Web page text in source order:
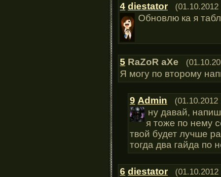
4 diestator (01.10.2012
Обновлю ка я
5 RaZoR aXe
Я могу по второму
9 Admin (01.10.2012
ну давай,
я тоже по нему
твой будет лучше
тогда два гайда по
6 diestator (01.10.2012